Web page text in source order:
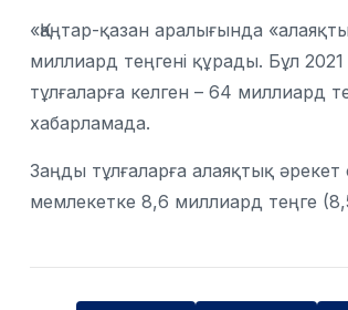
«Қаңтар-қазан аралығында
миллиард теңгені құрады. Бұл
тұлғаларға келген – 64 миллиард
хабарламада.
Заңды тұлғаларға алаяқтық
мемлекетке 8,6 миллиард теңге